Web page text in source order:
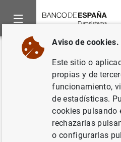
Inicio Noticias y eventos
Volver
Enlaces
liquidación de
crédito en el
Aviso de cookies.
Este sitio o
propias y de
funcionamiento,
de estadísticas.
cookies pulsando
rechazarlas
o configurarlas